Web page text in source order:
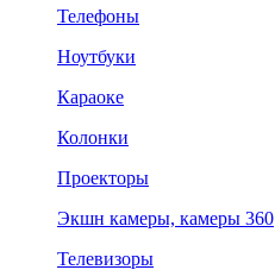
Телефоны
Ноутбуки
Караоке
Колонки
Проекторы
Экшн камеры, камеры 360
Телевизоры